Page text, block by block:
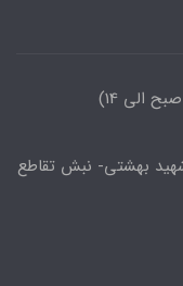
بهشتی- نبش تقاطع